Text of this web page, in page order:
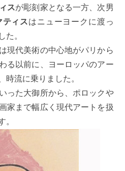
スが彫刻家となる一方、次男
ティスはニューヨークに渡っ
た。
現代美術の中心地がパリから
る以前に、ヨーロッパのアー
時流に乗りました。
った大御所から、ポロックや
家まで幅広く現代アートを扱
。